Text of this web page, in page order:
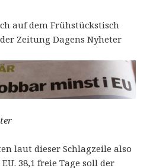
auf dem Frühstückstisch
Zeitung Dagens Nyheter
laut dieser Schlagzeile also
38,1 freie Tage soll der